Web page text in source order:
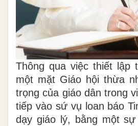
Thông qua việc thiết lập
một mặt Giáo hội thừa
trọng của giáo dân trong
tiếp vào sứ vụ loan báo
dạy giáo lý, bằng một